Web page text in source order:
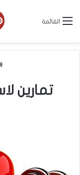
القائمة
تمارين